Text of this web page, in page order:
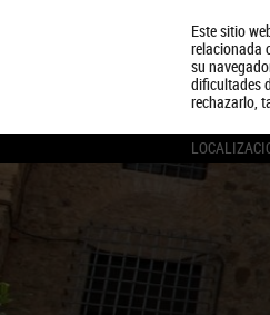
Este sitio
relacionada
su
dificultades
rechazarlo,